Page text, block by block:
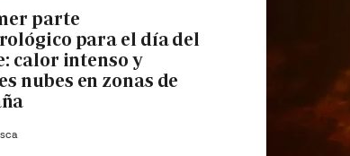
parte
para el día del
calor intenso y
nubes en zonas de